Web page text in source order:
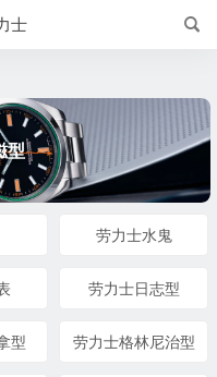
士
型
劳力士水鬼
劳力士日志型
型 劳力士格林尼治型